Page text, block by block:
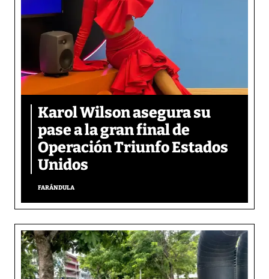
Karol Wilson asegura su
pase a la gran final de
Operación Triunfo Estados
Unidos
FARÁNDULA